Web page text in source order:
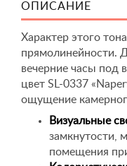
ОПИСАНИЕ
Характер этого
прямолинейности.
вечерние часы под
цвет SL-0337
ощущение
Визуальные
замкнутости,
помещения